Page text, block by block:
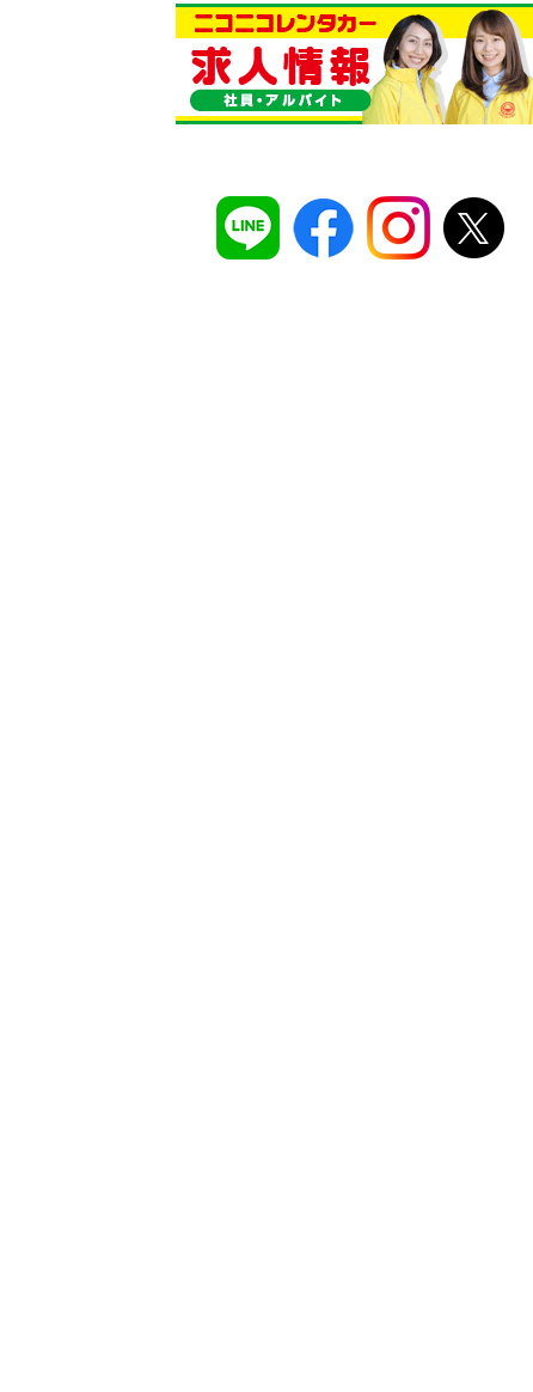
。ガ
タンドや整備工場の既存インフラを活用